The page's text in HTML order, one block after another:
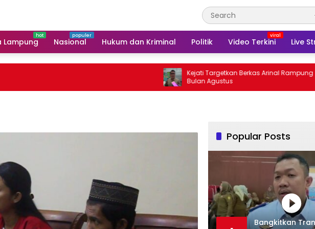
Lampung Nasional Hukum dan Kriminal Politik Video Terkini Live
Kejati Targetkan Berkas Arinal Rampung
Bulan Agustus
Popular Posts
Bangkitkan